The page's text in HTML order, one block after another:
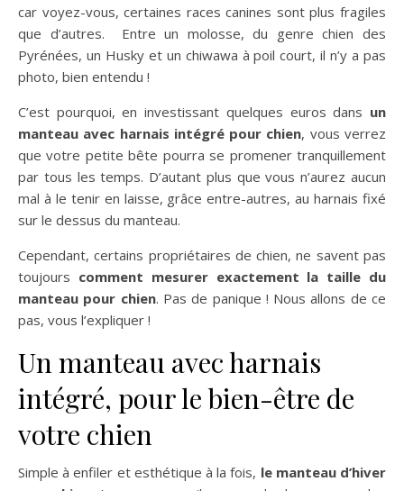
car voyez-vous, certaines races canines sont plus fragiles
que d’autres. Entre un molosse, du genre chien des
Pyrénées, un Husky et un chiwawa à poil court, il n’y a pas
photo, bien entendu !
C’est pourquoi, en investissant quelques euros dans un
manteau avec harnais intégré pour chien, vous verrez
que votre petite bête pourra se promener tranquillement
par tous les temps. D’autant plus que vous n’aurez aucun
mal à le tenir en laisse, grâce entre-autres, au harnais fixé
sur le dessus du manteau.
Cependant, certains propriétaires de chien, ne savent pas
toujours comment mesurer exactement la taille du
manteau pour chien. Pas de panique ! Nous allons de ce
pas, vous l’expliquer !
Un manteau avec harnais
intégré, pour le bien-être de
votre chien
Simple à enfiler et esthétique à la fois, le manteau d’hiver